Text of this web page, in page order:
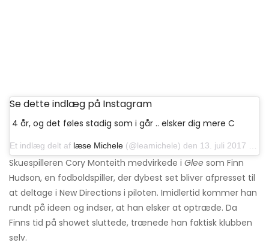
Se dette indlæg på Instagram
4 år, og det føles stadig som i går .. elsker dig mere C
Et indlæg delt af læse Michele (@leamichele) den 13. juli 2017 kl. 12:49 PDT
Skuespilleren Cory Monteith medvirkede i Glee som Finn
Hudson, en fodboldspiller, der dybest set bliver afpresset til
at deltage i New Directions i piloten. Imidlertid kommer han
rundt på ideen og indser, at han elsker at optræde. Da
Finns tid på showet sluttede, trænede han faktisk klubben
selv.